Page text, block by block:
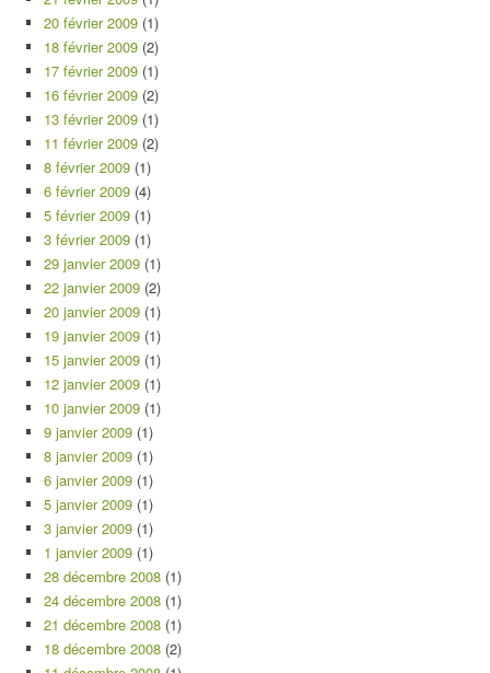
20 février 2009 (1)
18 février 2009 (2)
17 février 2009 (1)
16 février 2009 (2)
13 février 2009 (1)
11 février 2009 (2)
8 février 2009 (1)
6 février 2009 (4)
5 février 2009 (1)
3 février 2009 (1)
29 janvier 2009 (1)
22 janvier 2009 (2)
20 janvier 2009 (1)
19 janvier 2009 (1)
15 janvier 2009 (1)
12 janvier 2009 (1)
10 janvier 2009 (1)
9 janvier 2009 (1)
8 janvier 2009 (1)
6 janvier 2009 (1)
5 janvier 2009 (1)
3 janvier 2009 (1)
1 janvier 2009 (1)
28 décembre 2008 (1)
24 décembre 2008 (1)
21 décembre 2008 (1)
18 décembre 2008 (2)